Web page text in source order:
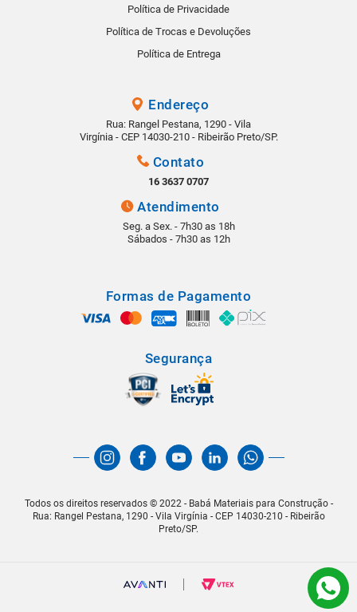
Política de Privacidade
Política de Trocas e Devoluções
Política de Entrega
Endereço
Rua: Rangel Pestana, 1290 - Vila
Virgínia - CEP 14030-210 - Ribeirão Preto/SP.
Contato
16 3637 0707
Atendimento
Seg. a Sex. - 7h30 as 18h
Sábados - 7h30 as 12h
Formas de Pagamento
Segurança
Todos os direitos reservados © 2022 - Babá Materiais para Construção -
Rua: Rangel Pestana, 1290 - Vila Virgínia - CEP 14030-210 - Ribeirão
Preto/SP.